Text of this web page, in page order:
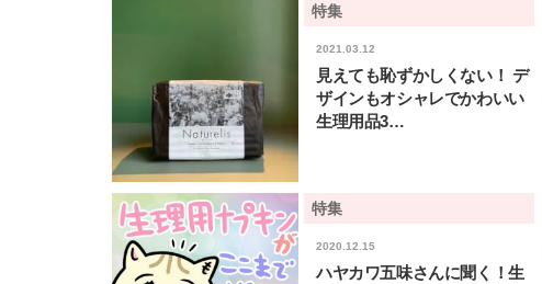
特集
2021.03.12
見えても恥ずかしくない！ デ
ザインもオシャレでかわいい
生理用品3…
特集
2020.12.15
ハヤカワ五味さんに聞く！生